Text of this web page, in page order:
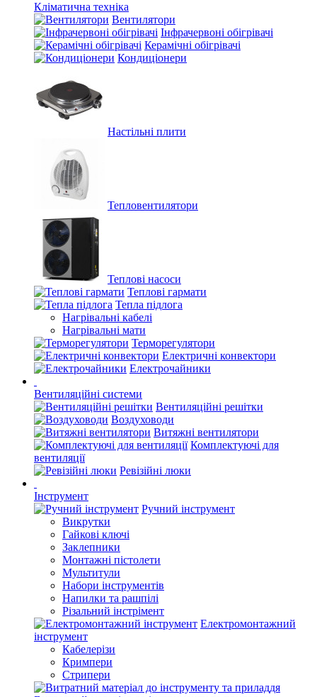
Кліматична техніка
Вентилятори
Інфрачервоні обігрівачі
Керамічні обігрівачі
Кондиціонери
Настільні плити
Тепловентилятори
Теплові насоси
Теплові гармати
Тепла підлога
Нагрівальні кабелі
Нагрівальні мати
Терморегулятори
Електричні конвектори
Електрочайники
Вентиляційні системи
Вентиляційні решітки
Воздуховоди
Витяжні вентилятори
Комплектуючі для
вентиляції
Ревізійні люки
Інструмент
Ручний інструмент
Викрутки
Гайкові ключі
Заклепники
Монтажні пістолети
Мультитули
Набори інструментів
Напилки та рашпілі
Різальний інстрімент
Електромонтажний
інструмент
Кабелерізи
Кримпери
Стрипери